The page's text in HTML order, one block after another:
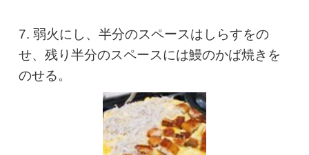
7. 弱火にし、半分のスペースはしらすをの
せ、残り半分のスペースには鰻のかば焼きを
のせる。